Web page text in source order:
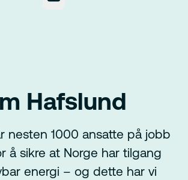
Hafslund
nesten 1000 ansatte på jobb
å sikre at Norge har tilgang
energi – og dette har vi